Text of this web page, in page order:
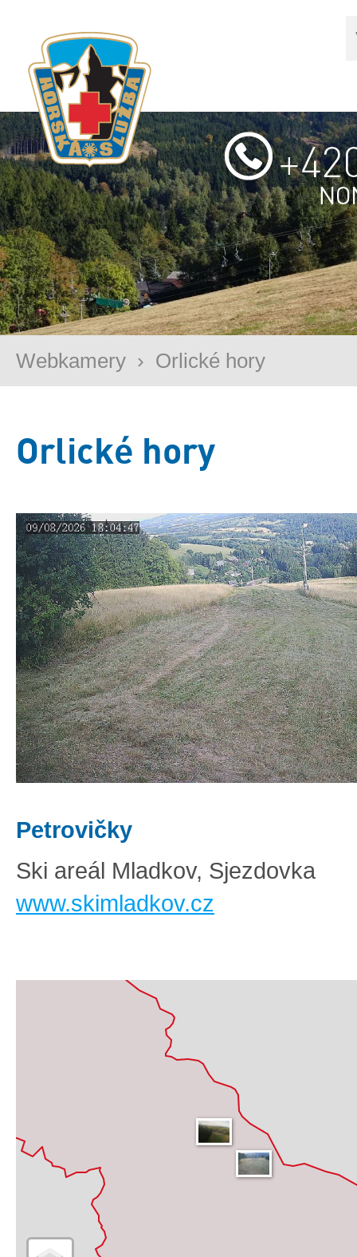
Webkamery › Orlické hory
Orlické hory
Petrovičky
Ski areál Mladkov, Sjezdovka
www.skimladkov.cz